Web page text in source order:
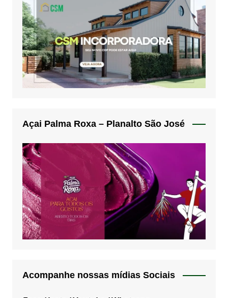
Açai Palma Roxa – Planalto São José
Acompanhe nossas mídias Sociais